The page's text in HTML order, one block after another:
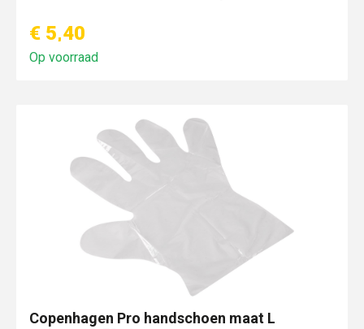
€ 5,40
Op voorraad
Copenhagen Pro handschoen maat L